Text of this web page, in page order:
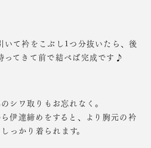
いて衿をこぶし1つ分抜いたら、後
ってきて前で結べば完成です♪
シワ取りもお忘れなく。
伊達締めをすると、より胸元の衿
っかり着られます。